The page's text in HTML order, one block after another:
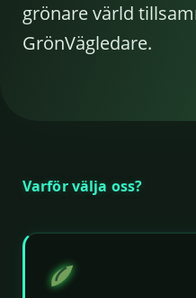
grönare värld
GrönVägledare.
Varför välja oss?